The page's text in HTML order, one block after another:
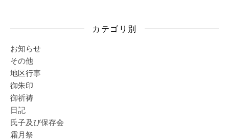
カテゴリ別
お知らせ
その他
地区行事
御朱印
御祈祷
日記
氏子及び保存会
霜月祭